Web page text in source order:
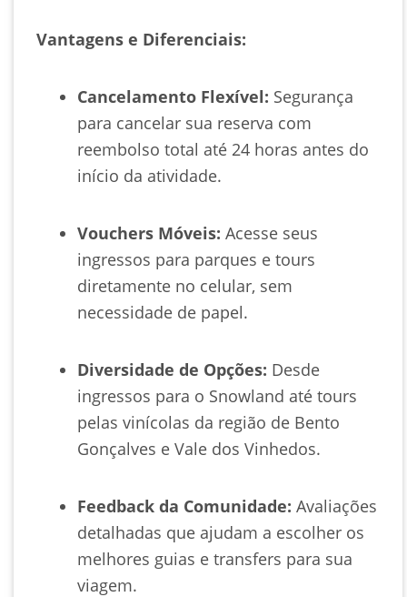
Vantagens e Diferenciais:
Cancelamento Flexível: Segurança
para cancelar sua reserva com
reembolso total até 24 horas antes do
início da atividade.
Vouchers Móveis: Acesse seus
ingressos para parques e tours
diretamente no celular, sem
necessidade de papel.
Diversidade de Opções: Desde
ingressos para o Snowland até tours
pelas vinícolas da região de Bento
Gonçalves e Vale dos Vinhedos.
Feedback da Comunidade: Avaliações
detalhadas que ajudam a escolher os
melhores guias e transfers para sua
viagem.